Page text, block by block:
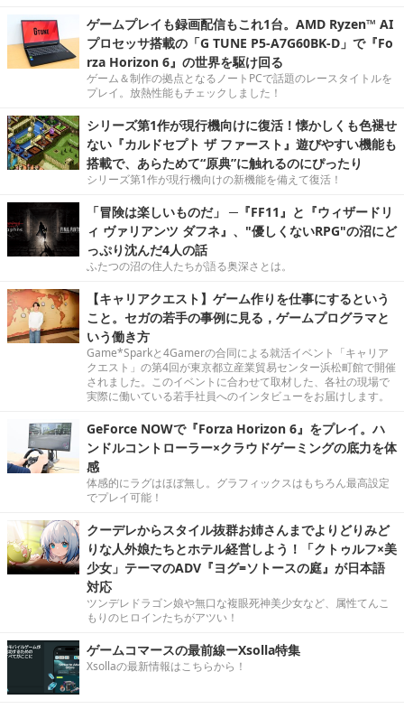
ゲームプレイも録画配信もこれ1台。AMD Ryzen™ AI
プロセッサ搭載の「G TUNE P5-A7G60BK-D」で『Fo
rza Horizon 6』の世界を駆け回る
ゲーム＆制作の拠点となるノートPCで話題のレースタイトルを
プレイ。放熱性能もチェックしました！
シリーズ第1作が現行機向けに復活！懐かしくも色褪せ
ない『カルドセプト ザ ファースト』遊びやすい機能も
搭載で、あらためて“原典”に触れるのにぴったり
シリーズ第1作が現行機向けの新機能を備えて復活！
「冒険は楽しいものだ」 ─『FF11』と『ウィザードリ
ィ ヴァリアンツ ダフネ』、"優しくないRPG"の沼にど
っぷり沈んだ4人の話
ふたつの沼の住人たちが語る奥深さとは。
【キャリアクエスト】ゲーム作りを仕事にするという
こと。セガの若手の事例に見る，ゲームプログラマと
いう働き方
Game*Sparkと4Gamerの合同による就活イベント「キャリア
クエスト」の第4回が東京都立産業貿易センター浜松町館で開催
されました。このイベントに合わせて取材した、各社の現場で
実際に働いている若手社員へのインタビューをお届けします。
GeForce NOWで『Forza Horizon 6』をプレイ。ハ
ンドルコントローラー×クラウドゲーミングの底力を体
感
体感的にラグはほぼ無し。グラフィックスはもちろん最高設定
でプレイ可能！
クーデレからスタイル抜群お姉さんまでよりどりみど
りな人外娘たちとホテル経営しよう！「クトゥルフ×美
少女」テーマのADV『ヨグ=ソトースの庭』が日本語
対応
ツンデレドラゴン娘や無口な複眼死神美少女など、属性てんこ
もりのヒロインたちがアツい！
ゲームコマースの最前線ーXsolla特集
Xsollaの最新情報はこちらから！